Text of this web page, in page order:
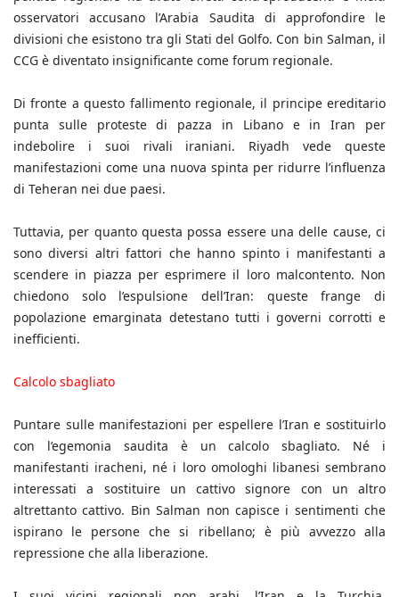
osservatori accusano l’Arabia Saudita di approfondire le
divisioni che esistono tra gli Stati del Golfo. Con bin Salman, il
CCG è diventato insignificante come forum regionale.
Di fronte a questo fallimento regionale, il principe ereditario
punta sulle proteste di pazza in Libano e in Iran per
indebolire i suoi rivali iraniani. Riyadh vede queste
manifestazioni come una nuova spinta per ridurre l’influenza
di Teheran nei due paesi.
Tuttavia, per quanto questa possa essere una delle cause, ci
sono diversi altri fattori che hanno spinto i manifestanti a
scendere in piazza per esprimere il loro malcontento. Non
chiedono solo l’espulsione dell’Iran: queste frange di
popolazione emarginata detestano tutti i governi corrotti e
inefficienti.
Calcolo sbagliato
Puntare sulle manifestazioni per espellere l’Iran e sostituirlo
con l’egemonia saudita è un calcolo sbagliato. Né i
manifestanti iracheni, né i loro omologhi libanesi sembrano
interessati a sostituire un cattivo signore con un altro
altrettanto cattivo. Bin Salman non capisce i sentimenti che
ispirano le persone che si ribellano; è più avvezzo alla
repressione che alla liberazione.